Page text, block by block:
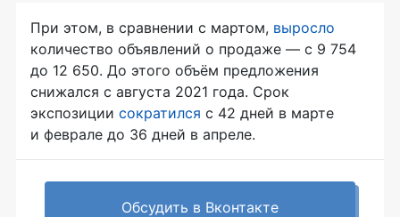
При этом, в сравнении с мартом, выросло
количество объявлений о продаже — с 9 754
до 12 650. До этого объём предложения
снижался с августа 2021 года. Срок
экспозиции сократился с 42 дней в марте
и феврале до 36 дней в апреле.
Обсудить в Вконтакте